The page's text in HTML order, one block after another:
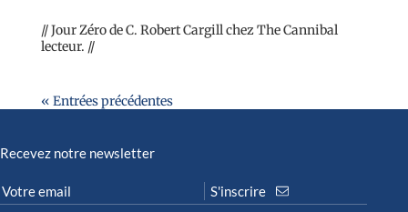
// Jour Zéro de C. Robert Cargill chez The Cannibal
lecteur. //
« Entrées précédentes
Recevez notre newsletter